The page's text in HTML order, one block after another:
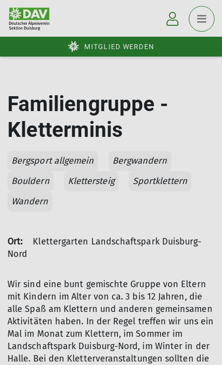
MITGLIED WERDEN
Familiengruppe -
Kletterminis
Bergsport allgemein
Bergwandern
Bouldern
Klettersteig
Sportklettern
Wandern
Ort:
Klettergarten Landschaftspark Duisburg-
Nord
Wir sind eine bunt gemischte Gruppe von Eltern
mit Kindern im Alter von ca. 3 bis 12 Jahren, die
alle Spaß am Klettern und anderen gemeinsamen
Aktivitäten haben. In der Regel treffen wir uns ein
Mal im Monat zum Klettern, im Sommer im
Landschaftspark Duisburg-Nord, im Winter in der
Halle. Bei den Kletterveranstaltungen sollten die